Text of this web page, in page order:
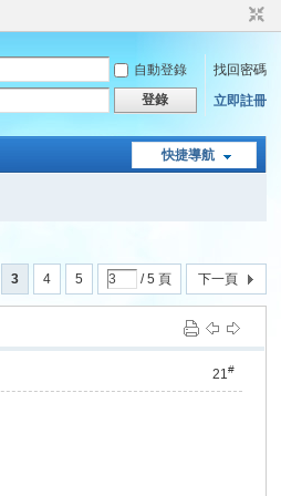
自動登錄
找回密碼
登錄 立即註冊
快捷導航
3 4 5 / 5 頁 下一頁
21#